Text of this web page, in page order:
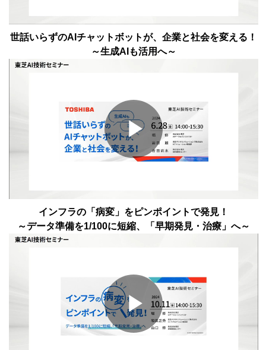
Video
世話いらずのAIチャットボットが、企業と社会を変える！
～生成AIも活用へ～
Play
Video
インフラの「病変」をピンポイントで発見！
～データ準備を1/100に短縮、「早期発見・治療」へ～
Play